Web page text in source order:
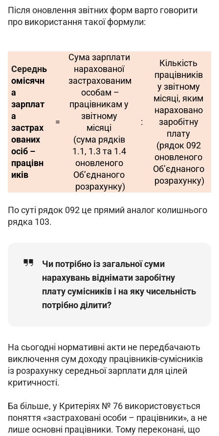
Після оновлення звітних форм варто говорити
про використання такої формули:
Середнь
омісячн
а
зарплат
а
застрах
ованих
осіб –
працівн
иків
=
Сума зарплати
нарахованої
застрахованим
особам –
працівникам у
звітному
місяці
(сума рядків
1.1, 1.3 та 1.4
оновленого
Об’єднаного
розрахунку)
:
Кількість
працівників
у звітному
місяці, яким
нараховано
заробітну
плату
(рядок 092
оновленого
Об’єднаного
розрахунку)
По суті рядок 092 це прямий аналог колишнього
рядка 103.
Чи потрібно із загальної суми
нарахувань віднімати заробітну
плату сумісників і на яку чисельність
потрібно ділити?
На сьогодні нормативні акти не передбачають
виключення сум доходу працівників-сумісників
із розрахунку середньої зарплати для цілей
критичності.
Ба більше, у Критеріях № 76 використовується
поняття «застраховані особи – працівники», а не
лише основні працівники. Тому переконані, що